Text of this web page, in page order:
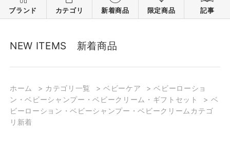
ブランド カテゴリ 新着商品 限定商品 記事
NEW ITEMS 新着商品
ホーム > カテゴリ一覧 >ベビーケア >ベビーローショ
ン・ベビーシャンプー・ベビークリーム・ギフトセット
> ベ
ビーローション・ベビーシャンプー・ベビークリームカテゴ
リ新着